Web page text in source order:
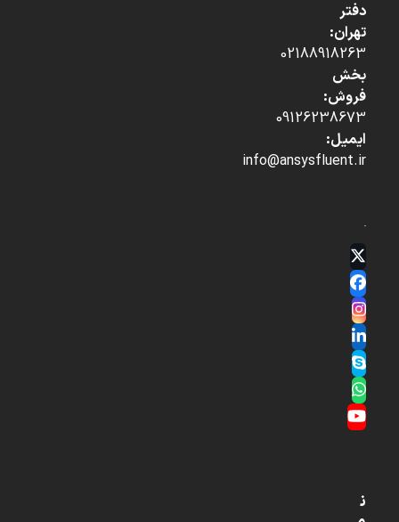
دفتر
تهران:
02188918263
بخش
فروش:
09126238673
ایمیل:
info@ansysfluent.ir
Twitter
(deprecated)
Facebook
Instagram
LinkedIn
Skype
Whatsapp
YouTube
ن